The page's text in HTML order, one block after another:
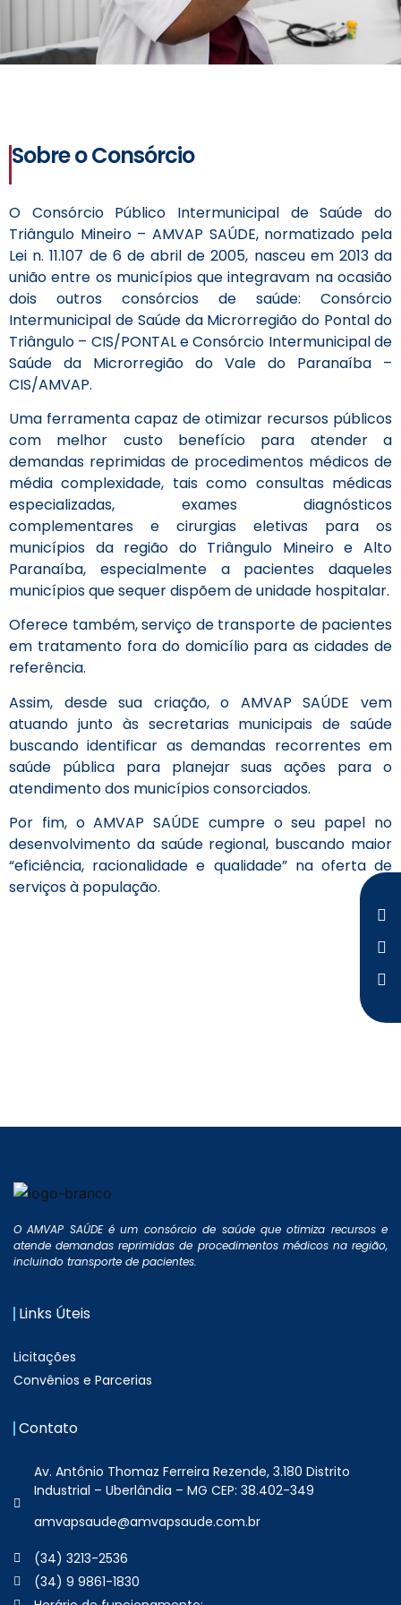
Sobre o Consórcio
O Consórcio Público Intermunicipal de Saúde do
Triângulo Mineiro – AMVAP SAÚDE, normatizado pela
Lei n. 11.107 de 6 de abril de 2005, nasceu em 2013 da
união entre os municípios que integravam na ocasião
dois outros consórcios de saúde: Consórcio
Intermunicipal de Saúde da Microrregião do Pontal do
Triângulo – CIS/PONTAL e Consórcio Intermunicipal de
Saúde da Microrregião do Vale do Paranaíba –
CIS/AMVAP.
Uma ferramenta capaz de otimizar recursos públicos
com melhor custo benefício para atender a
demandas reprimidas de procedimentos médicos de
média complexidade, tais como consultas médicas
especializadas, exames diagnósticos
complementares e cirurgias eletivas para os
municípios da região do Triângulo Mineiro e Alto
Paranaíba, especialmente a pacientes daqueles
municípios que sequer dispõem de unidade hospitalar.
Oferece também, serviço de transporte de pacientes
em tratamento fora do domicílio para as cidades de
referência.
Assim, desde sua criação, o AMVAP SAÚDE vem
atuando junto às secretarias municipais de saúde
buscando identificar as demandas recorrentes em
saúde pública para planejar suas ações para o
atendimento dos municípios consorciados.
Por fim, o AMVAP SAÚDE cumpre o seu papel no
desenvolvimento da saúde regional, buscando maior
“eficiência, racionalidade e qualidade” na oferta de
serviços à população.
O AMVAP SAÚDE é um consórcio de saúde que otimiza recursos e
atende demandas reprimidas de procedimentos médicos na região,
incluindo transporte de pacientes.
Links Úteis
Licitações
Convênios e Parcerias
Contato
Av. Antônio Thomaz Ferreira Rezende, 3.180 Distrito
Industrial – Uberlândia – MG CEP: 38.402-349
amvapsaude@amvapsaude.com.br
(34) 3213-2536
(34) 9 9861-1830